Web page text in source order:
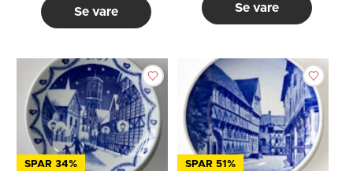
Se vare Se vare
SPAR 34% SPAR 51%